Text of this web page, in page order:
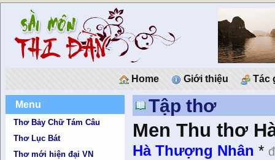
Home Giới thiệu Tác
Menu
Thơ Bảy Chữ Tám Câu
Thơ Lục Bát
Thơ mới hiện đại VN
Tập thơ
Men Thu thơ
Hà Thượng Nhân *